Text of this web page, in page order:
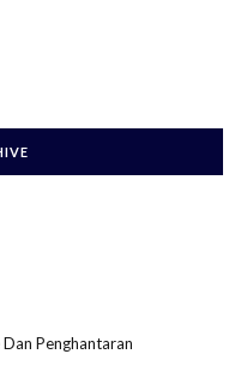
Dan Penghantaran